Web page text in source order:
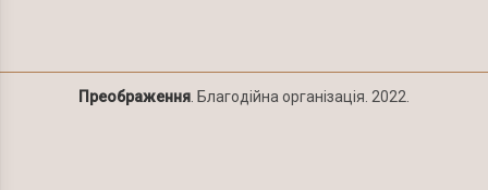
Преображення. Благодійна організація. 2022.